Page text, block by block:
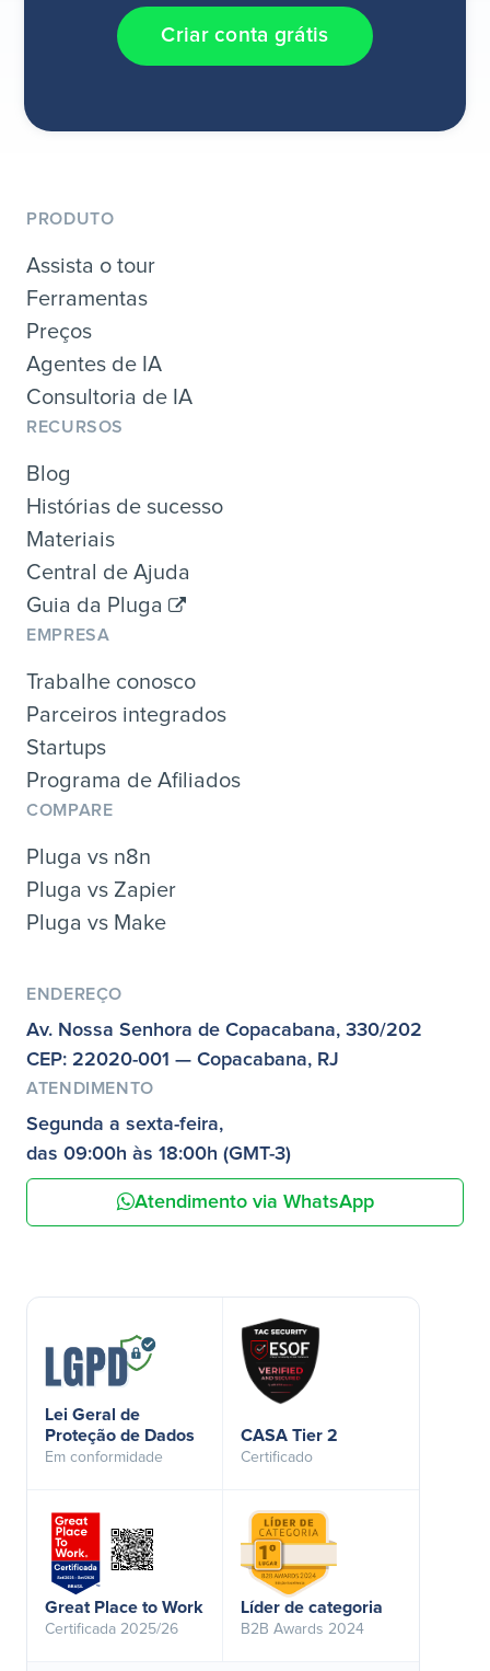
Criar conta grátis
PRODUTO
Assista o tour
Ferramentas
Preços
Agentes de IA
Consultoria de IA
RECURSOS
Blog
Histórias de sucesso
Materiais
Central de Ajuda
Guia da Pluga
EMPRESA
Trabalhe conosco
Parceiros integrados
Startups
Programa de Afiliados
COMPARE
Pluga vs n8n
Pluga vs Zapier
Pluga vs Make
ENDEREÇO
Av. Nossa Senhora de Copacabana, 330/202
CEP: 22020-001 — Copacabana, RJ
ATENDIMENTO
Segunda a sexta-feira,
das 09:00h às 18:00h (GMT-3)
Atendimento via WhatsApp
Lei Geral de
Proteção de Dados
Em conformidade
CASA Tier 2
Certificado
Great Place to Work
Certificada 2025/26
Líder de categoria
B2B Awards 2024